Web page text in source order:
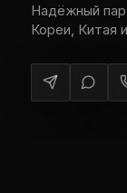
Надёжный
Кореи, Китая